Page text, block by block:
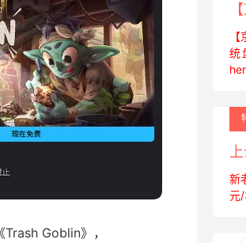
Goblin》，
统
新
元